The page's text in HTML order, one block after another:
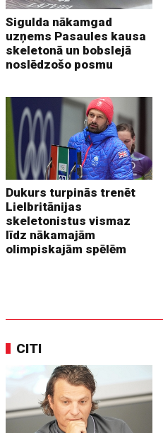
Sigulda nākamgad
uzņems Pasaules kausa
skeletonā un bobslejā
noslēdzošo posmu
Dukurs turpinās trenēt
Lielbritānijas
skeletonistus vismaz
līdz nākamajām
olimpiskajām spēlēm
CITI